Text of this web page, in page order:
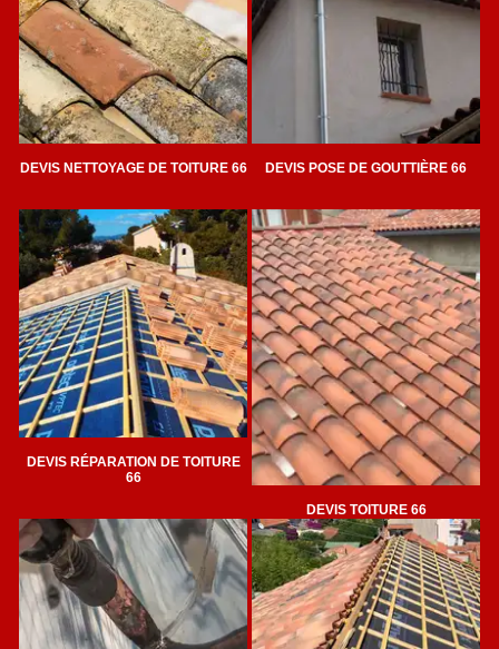
DEVIS NETTOYAGE DE TOITURE 66 DEVIS POSE DE GOUTTIÈRE 66
DEVIS RÉPARATION DE TOITURE
66
DEVIS TOITURE 66